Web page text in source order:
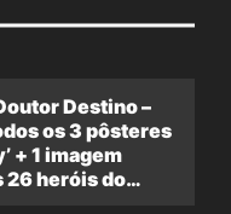
Destino –
os 3 pôsteres
+ 1 imagem
26 heróis do